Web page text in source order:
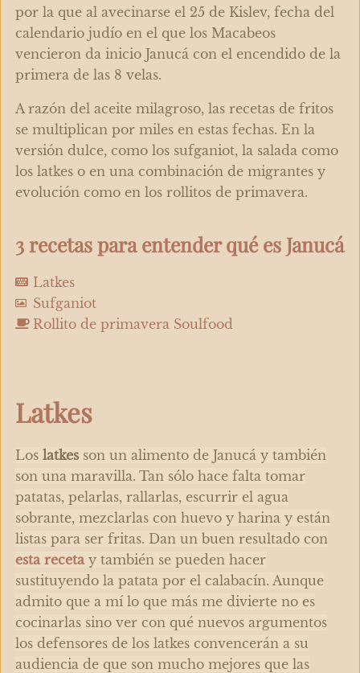
por la que al avecinarse el 25 de Kislev, fecha del
calendario judío en el que los Macabeos
vencieron da inicio Janucá con el encendido de la
primera de las 8 velas.
A razón del aceite milagroso, las recetas de fritos
se multiplican por miles en estas fechas. En la
versión dulce, como los sufganiot, la salada como
los latkes o en una combinación de migrantes y
evolución como en los rollitos de primavera.
3 recetas para entender qué es Janucá
Latkes
Sufganiot
Rollito de primavera Soulfood
Latkes
Los latkes son un alimento de Janucá y también
son una maravilla. Tan sólo hace falta tomar
patatas, pelarlas, rallarlas, escurrir el agua
sobrante, mezclarlas con huevo y harina y están
listas para ser fritas. Dan un buen resultado con
esta receta y también se pueden hacer
sustituyendo la patata por el calabacín. Aunque
admito que a mí lo que más me divierte no es
cocinarlas sino ver con qué nuevos argumentos
los defensores de los latkes convencerán a su
audiencia de que son mucho mejores que las